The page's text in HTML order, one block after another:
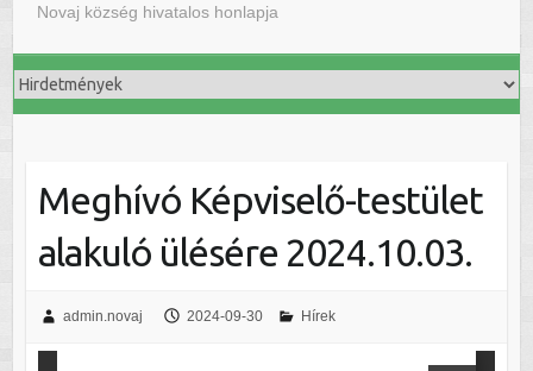
Novaj község hivatalos honlapja
Meghívó Képviselő-testület
alakuló ülésére 2024.10.03.
admin.novaj 2024-09-30 Hírek